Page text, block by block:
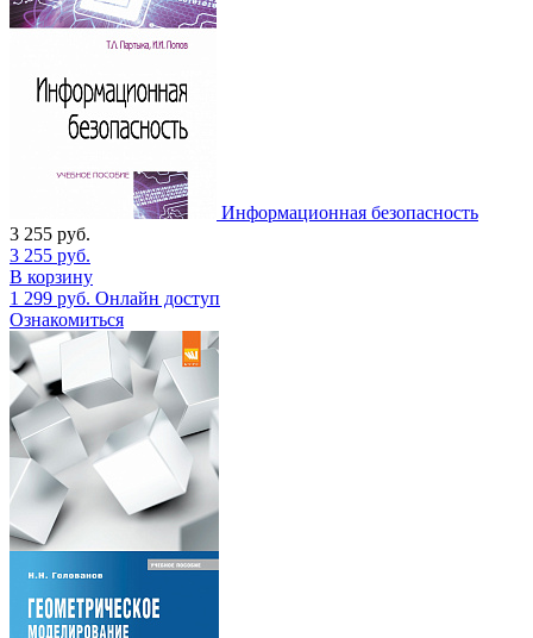
Информационная безопасность
3 255 руб.
3 255 руб.
В корзину
1 299 руб. Онлайн доступ
Ознакомиться